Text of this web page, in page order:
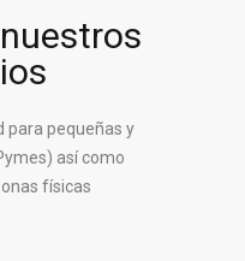
para pequeñas y
así como
físicas